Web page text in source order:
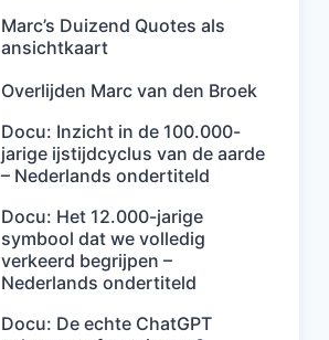
Marc’s Duizend Quotes als
ansichtkaart
Overlijden Marc van den Broek
Docu: Inzicht in de 100.000-
jarige ijstijdcyclus van de aarde
– Nederlands ondertiteld
Docu: Het 12.000-jarige
symbool dat we volledig
verkeerd begrijpen –
Nederlands ondertiteld
Docu: De echte ChatGPT